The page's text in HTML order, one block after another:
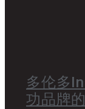
多伦多
功品牌